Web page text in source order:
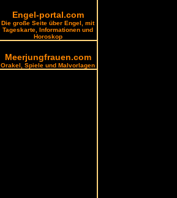
Engel-portal.com
Die große Seite über Engel, mit
Tageskarte, Informationen und
Horoskop
Meerjungfrauen.com
Orakel, Spiele und Malvorlagen